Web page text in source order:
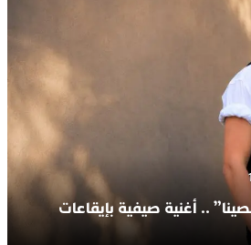
.. أغنية صيفية بإيقاعات